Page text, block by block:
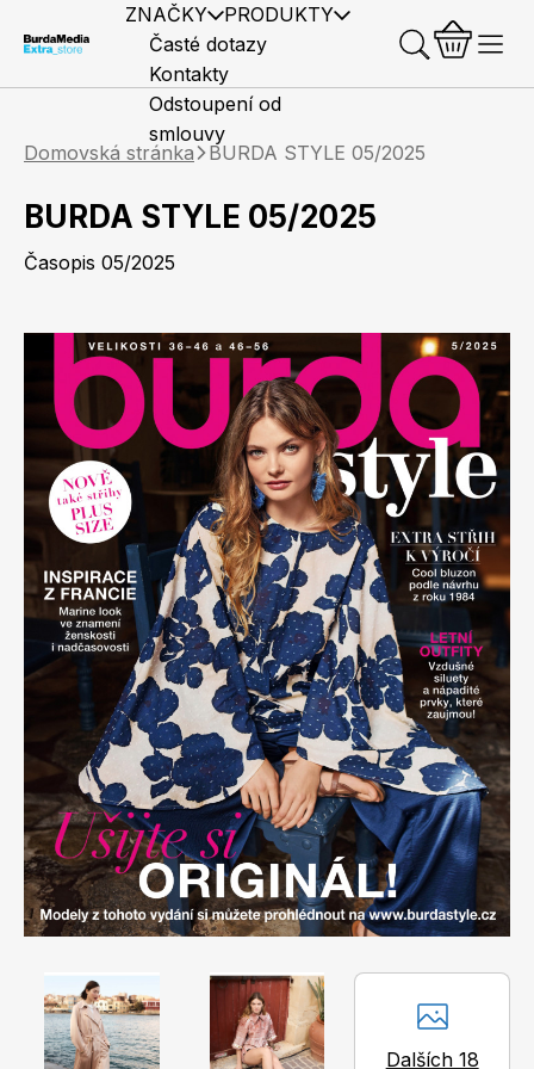
ZNAČKY PRODUKTY
Elle
Marianne
Apetit
Svět ženy
Elle Decoration
Marianne Bydlení
Marianne Venkov & styl
Předplatné časopisů
Knihy Merch
Časté dotazy
Kontakty
Odstoupení od
smlouvy
Domovská stránka
BURDA STYLE 05/2025
BURDA STYLE 05/2025
Časopis 05/2025
Dalších 18